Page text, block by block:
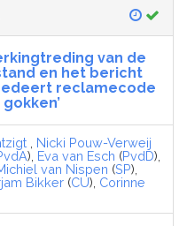
van de
en het bericht
reclamecode
Nicki Pouw-Verweij
), Eva van Esch (PvdD),
van Nispen (SP),
Bikker (CU), Corinne